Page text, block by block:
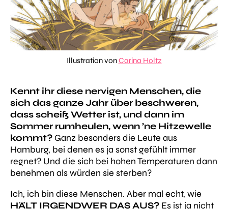
Illustration vonCarina Holtz
Kennt ihr diese nervigen Menschen, die
sich das ganze Jahr über beschweren,
dass scheiß Wetter ist, und dann im
Sommer rumheulen, wenn ’ne Hitzewelle
kommt? Ganz besonders die Leute aus
Hamburg, bei denen es ja sonst gefühlt immer
regnet? Und die sich bei hohen Temperaturen dann
benehmen als würden sie sterben?
Ich, ich bin diese Menschen. Aber mal echt, wie
HÄLT IRGENDWER DAS AUS? Es ist ja nicht